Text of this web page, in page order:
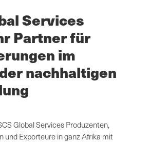
Services
Partner für
im
nachhaltigen
Global Services Produzenten,
und Exporteure in ganz Afrika mit